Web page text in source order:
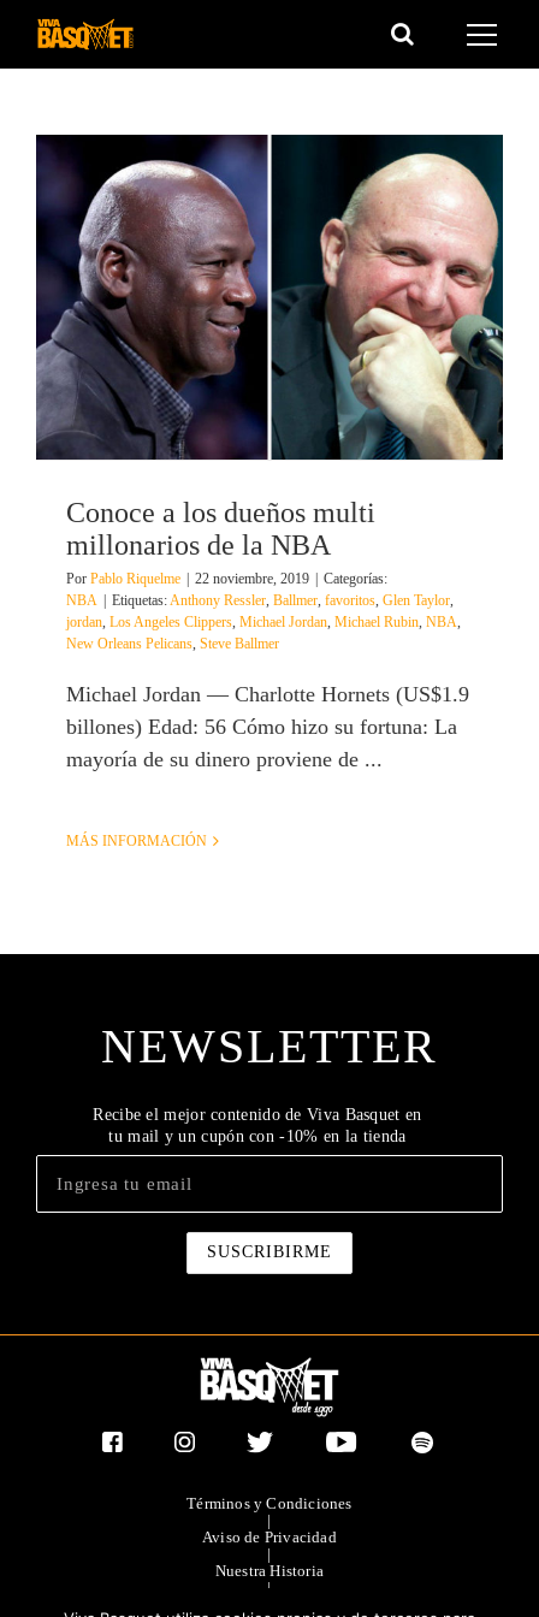
Saltar
Conoce a los dueños multi
millonarios de la NBA
Por Pablo Riquelme | 22 noviembre, 2019 | Categorías:
NBA | Etiquetas: Anthony Ressler Ballmer favoritos Glen Taylor
jordan Los Angeles Clippers Michael Jordan Michael Rubin NBA
New Orleans Pelicans Steve Ballmer
Michael Jordan — Charlotte Hornets (US$1.9
billones) Edad: 56 Cómo hizo su fortuna: La
mayoría de su dinero proviene de ...
MÁS INFORMACIÓN
NEWSLETTER
Recibe el mejor contenido de Viva Basquet en
tu mail y un cupón con -10% en la tienda
Términos y Condiciones
|
Aviso de Privacidad
|
Nuestra Historia
|